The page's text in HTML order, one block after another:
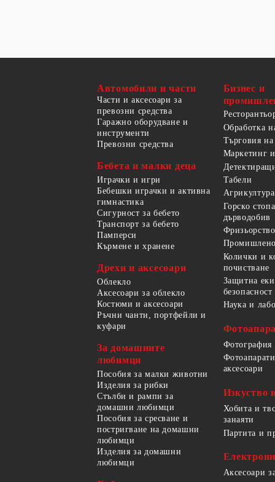
Автомобили и части
Части и аксесоари за
превозни средства
Гаражно оборудване и
инструменти
Превозни средства
Бебета и малки деца
Играчки и игри
Бебешки играчки и активна
гимнастика
Сигурност за бебето
Транспорт за бебето
Памперси
Кърмене и хранене
Дрехи и аксесоари
Облекло
Аксесоари за облекло
Костюми и аксесоари
Ръчни чанти, портфейли и
куфари
За домашните
любимци
Пособия за малки животни
Изделия за рибки
Стълби и рампи за
домашни любимци
Пособия за сресване и
постригване на домашни
любимци
Изделия за домашни
любимци
Бизнес и
Обработка
Търговия
Маркетинг
Табели
Агрикултура
Горско
дърводобив
Колички и
почистване
Защитна
Наука и
Фотография
аксесоари
Изкуство
Хобита и
занаяти
Партита и
Аксесоари